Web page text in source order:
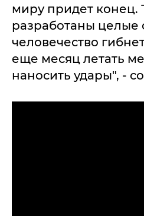
миру придет конец.
разработаны целые
человечество
еще месяц летать
наносить удары", -